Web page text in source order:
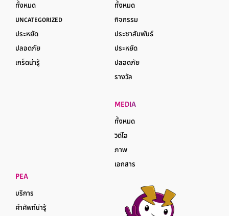
ทั้งหมด
UNCATEGORIZED
ประหยัด
ปลอดภัย
เกร็ดน่ารู้
ทั้งหมด
กิจกรรม
ประชาสัมพันธ์
ประหยัด
ปลอดภัย
รางวัล
MEDIA
ทั้งหมด
วิดีโอ
ภาพ
เอกสาร
PEA
บริการ
คำศัพท์น่ารู้